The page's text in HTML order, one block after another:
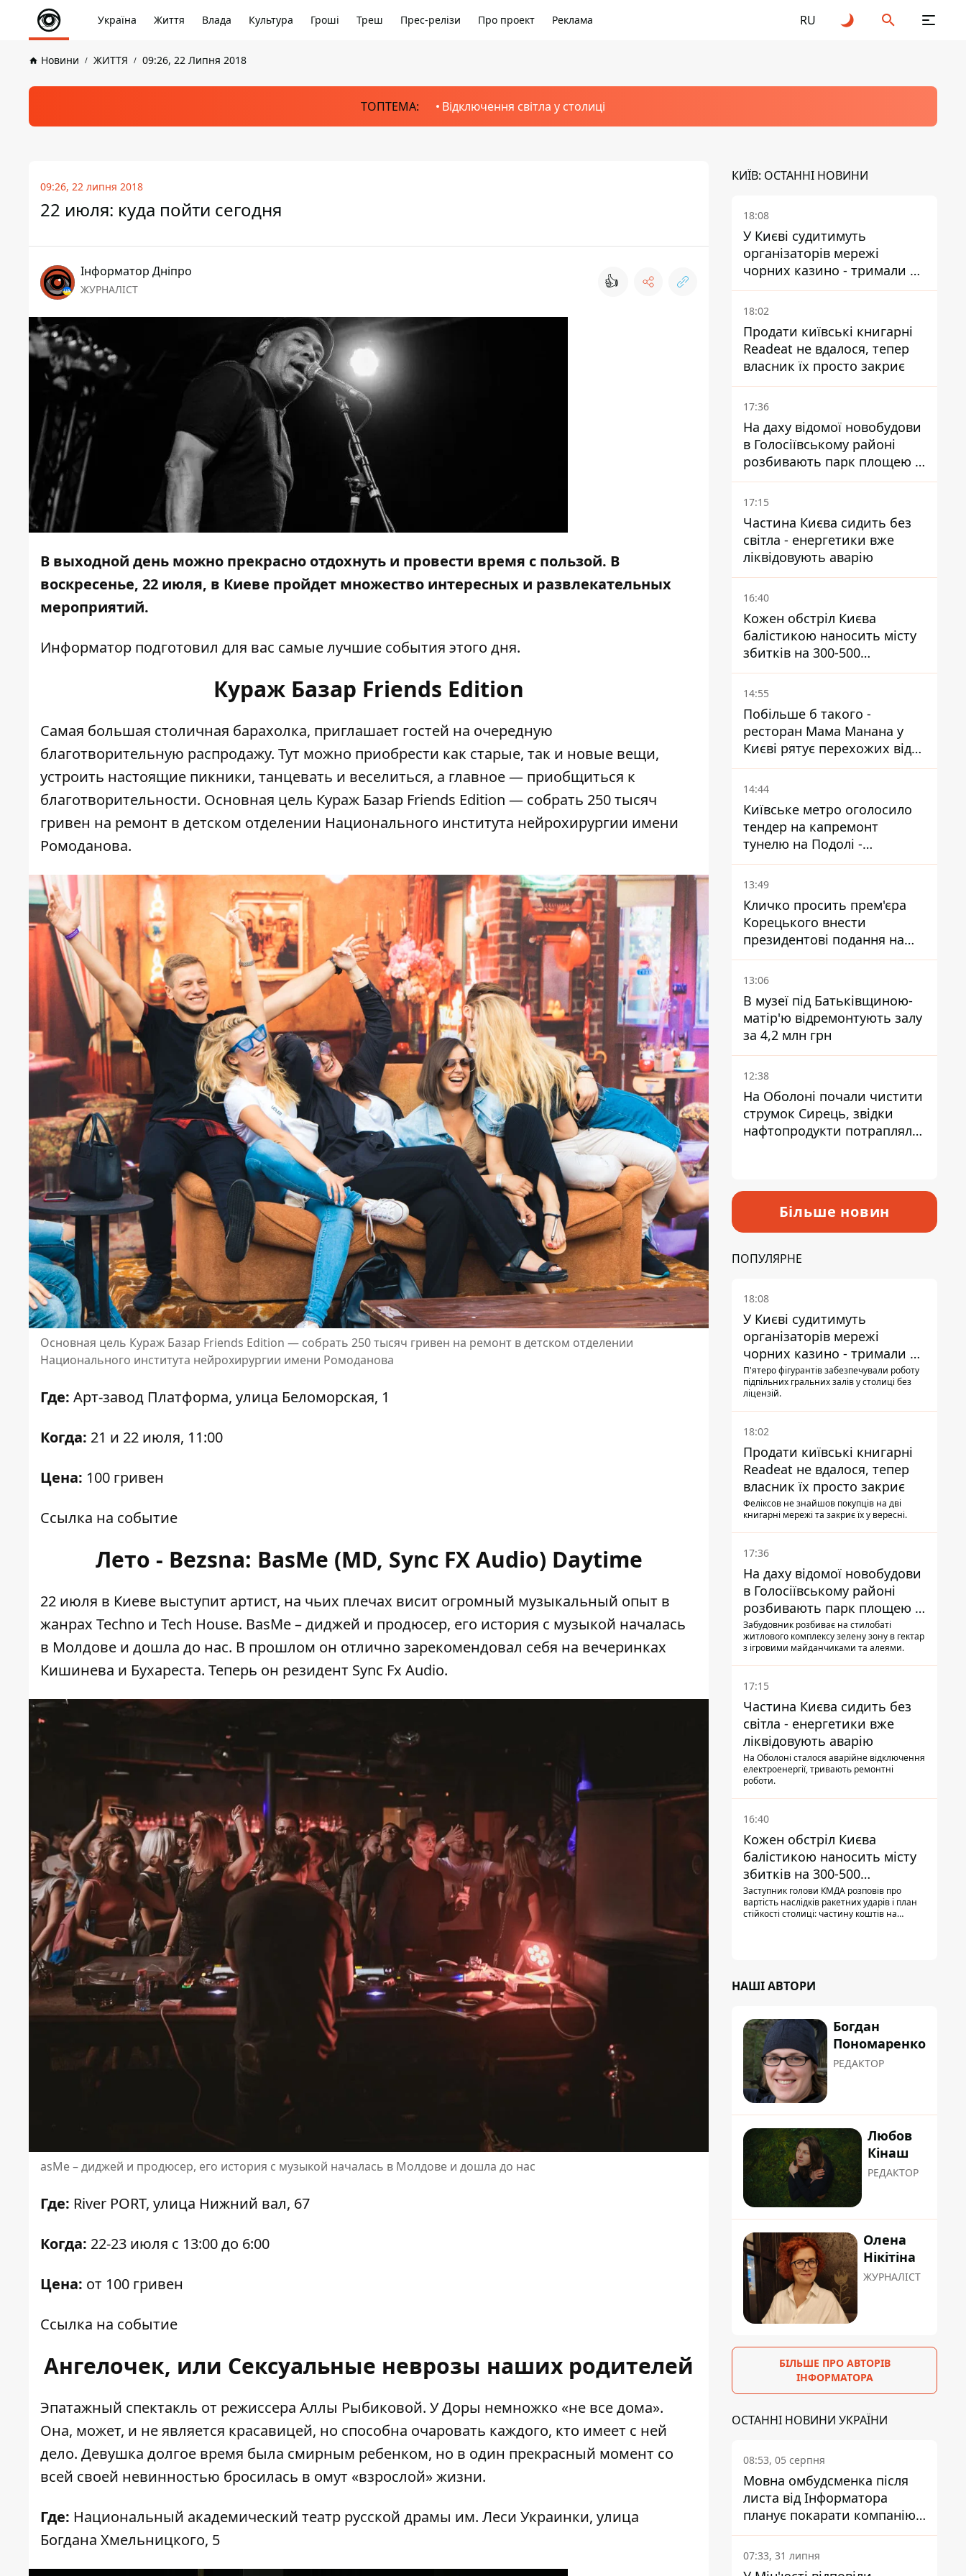
Україна Життя Влада Культура Гроші Треш Прес-релізи Про проект Реклама RU
Новини ЖИТТЯ 09:26, 22 Липня 2018
ТОПТЕМА: Відключення світла у столиці
09:26, 22 липня 2018
22 июля: куда пойти сегодня
Інформатор Дніпро
ЖУРНАЛІСТ 👍
В выходной день можно прекрасно отдохнуть и провести время с пользой. В
воскресенье, 22 июля, в Киеве пройдет множество интересных и развлекательных
мероприятий.
Информатор подготовил для вас самые лучшие события этого дня.
Кураж Базар Friends Edition
Самая большая столичная барахолка, приглашает гостей на очередную
благотворительную распродажу. Тут можно приобрести как старые, так и новые вещи,
устроить настоящие пикники, танцевать и веселиться, а главное — приобщиться к
благотворительности. Основная цель Кураж Базар Friends Edition — собрать 250 тысяч
гривен на ремонт в детском отделении Национального института нейрохирургии имени
Ромоданова.
Основная цель Кураж Базар Friends Edition — собрать 250 тысяч гривен на ремонт в детском отделении
Национального института нейрохирургии имени Ромоданова
Где: Арт-завод Платформа, улица Беломорская, 1
Когда: 21 и 22 июля, 11:00
Цена: 100 гривен
Ссылка на событие
Лето - Bezsna: BasMe (MD, Sync FX Audio) Daytime
22 июля в Киеве выступит артист, на чьих плечах висит огромный музыкальный опыт в
жанрах Techno и Tech House. BasMe – диджей и продюсер, его история с музыкой началась
в Молдове и дошла до нас. В прошлом он отлично зарекомендовал себя на вечеринках
Кишинева и Бухареста. Теперь он резидент Sync Fx Audio.
asMe – диджей и продюсер, его история с музыкой началась в Молдове и дошла до нас
Где: River PORT, улица Нижний вал, 67
Когда: 22-23 июля с 13:00 до 6:00
Цена: от 100 гривен
Ссылка на событие
Ангелочек, или Сексуальные неврозы наших родителей
Эпатажный спектакль от режиссера Аллы Рыбиковой. У Доры немножко «не все дома».
Она, может, и не является красавицей, но способна очаровать каждого, кто имеет с ней
дело. Девушка долгое время была смирным ребенком, но в один прекрасный момент со
всей своей невинностью бросилась в омут «взрослой» жизни.
Где: Национальный академический театр русской драмы им. Леси Украинки, улица
Богдана Хмельницкого, 5
КИЇВ: ОСТАННІ НОВИНИ
18:08
У Києві судитимуть
організаторів мережі
чорних казино - тримали 39
закладів
18:02
Продати київські книгарні
Readeat не вдалося, тепер
власник їх просто закриє
17:36
На даху відомої новобудови
в Голосіївському районі
розбивають парк площею в
гектар
17:15
Частина Києва сидить без
світла - енергетики вже
ліквідовують аварію
16:40
Кожен обстріл Києва
балістикою наносить місту
збитків на 300-500
мільйонів - Петро
Пантелеєв
14:55
Побільше б такого -
ресторан Мама Манана у
Києві рятує перехожих від
спеки
14:44
Київське метро оголосило
тендер на капремонт
тунелю на Подолі -
триватиме майже два роки
13:49
Кличко просить прем'єра
Корецького внести
президентові подання на
звільнення володаря
Троєщини Бахматова
13:06
В музеї під Батьківщиною-
матір'ю відремонтують залу
за 4,2 млн грн
12:38
На Оболоні почали чистити
струмок Сирець, звідки
нафтопродукти потрапляли
Більше новин
ПОПУЛЯРНЕ
18:08
У Києві судитимуть
організаторів мережі
чорних казино - тримали 39
закладів
П'ятеро фігурантів забезпечували роботу
підпільних гральних залів у столиці без
ліцензій.
18:02
Продати київські книгарні
Readeat не вдалося, тепер
власник їх просто закриє
Феліксов не знайшов покупців на дві
книгарні мережі та закриє їх у вересні.
17:36
На даху відомої новобудови
в Голосіївському районі
розбивають парк площею в
гектар
Забудовник розбиває на стилобаті
житлового комплексу зелену зону в гектар
з ігровими майданчиками та алеями.
17:15
Частина Києва сидить без
світла - енергетики вже
ліквідовують аварію
На Оболоні сталося аварійне відключення
електроенергії, тривають ремонтні
роботи.
16:40
Кожен обстріл Києва
балістикою наносить місту
збитків на 300-500
мільйонів - Петро
Пантелеєв
Заступник голови КМДА розповів про
вартість наслідків ракетних ударів і план
стійкості столиці: частину коштів на
НАШІ АВТОРИ
Богдан
Пономаренко
РЕДАКТОР
Любов
Кінаш
РЕДАКТОР
Олена
Нікітіна
ЖУРНАЛІСТ
БІЛЬШЕ ПРО АВТОРІВ
ІНФОРМАТОРА
ОСТАННІ НОВИНИ УКРАЇНИ
08:53, 05 серпня
Мовна омбудсменка після
листа від Інформатора
планує покарати компанію-
підрядника ПриватБанку
07:33, 31 липня